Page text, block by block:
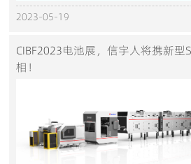
2023-05-19
CIBF2023电池展，信宇人将携新型
相！